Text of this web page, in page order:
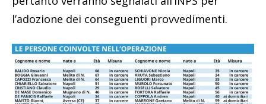
l’adozione dei conseguenti provvedimenti.